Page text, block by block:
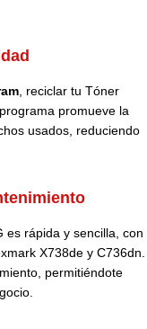
, reciclar tu Tóner
promueve la
usados, reduciendo
es rápida y sencilla, con
X738de y C736dn.
permitiéndote